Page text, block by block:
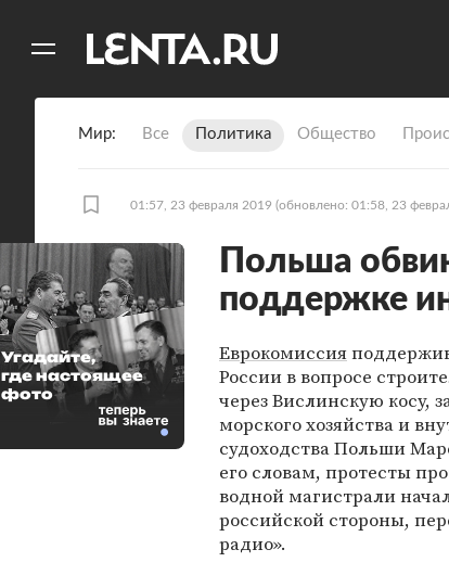
Мир Все Политика Общество
01:57, 23 февраля 2019 (обновлено: 01:58, 23
Польша
поддержке
Еврокомиссия
России в вопросе
через Вислинскую косу,
морского хозяйства и
судоходства Польши
его словам, протесты
водной магистрали
российской стороны,
радио».
Угадайте,
где настоящее
фото